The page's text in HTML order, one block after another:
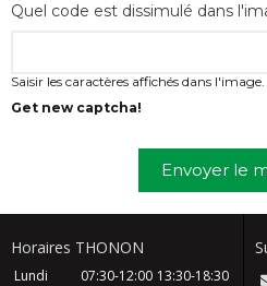
Quel code est dissimulé dans
Saisir les caractères affichés dans l'image.
Get new captcha!
Envoyer le
Horaires THONON
Lundi 07:30-12:00 13:30-18:30